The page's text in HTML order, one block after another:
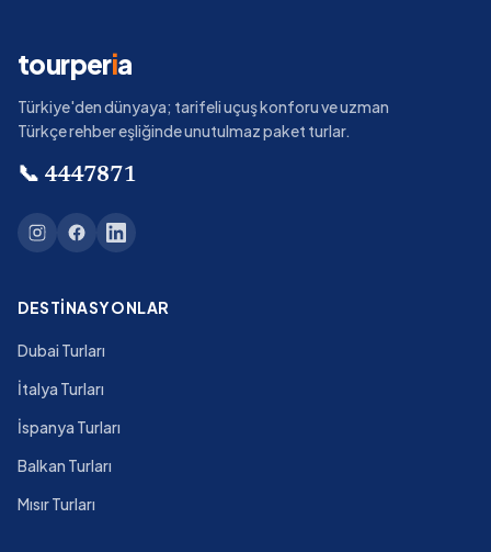
tourperia
Türkiye'den dünyaya; tarifeli uçuş konforu ve uzman
Türkçe rehber eşliğinde unutulmaz paket turlar.
📞 4447871
DESTINASYONLAR
Dubai Turları
İtalya Turları
İspanya Turları
Balkan Turları
Mısır Turları